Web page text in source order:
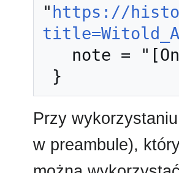
" https://
Przy
w preambule),